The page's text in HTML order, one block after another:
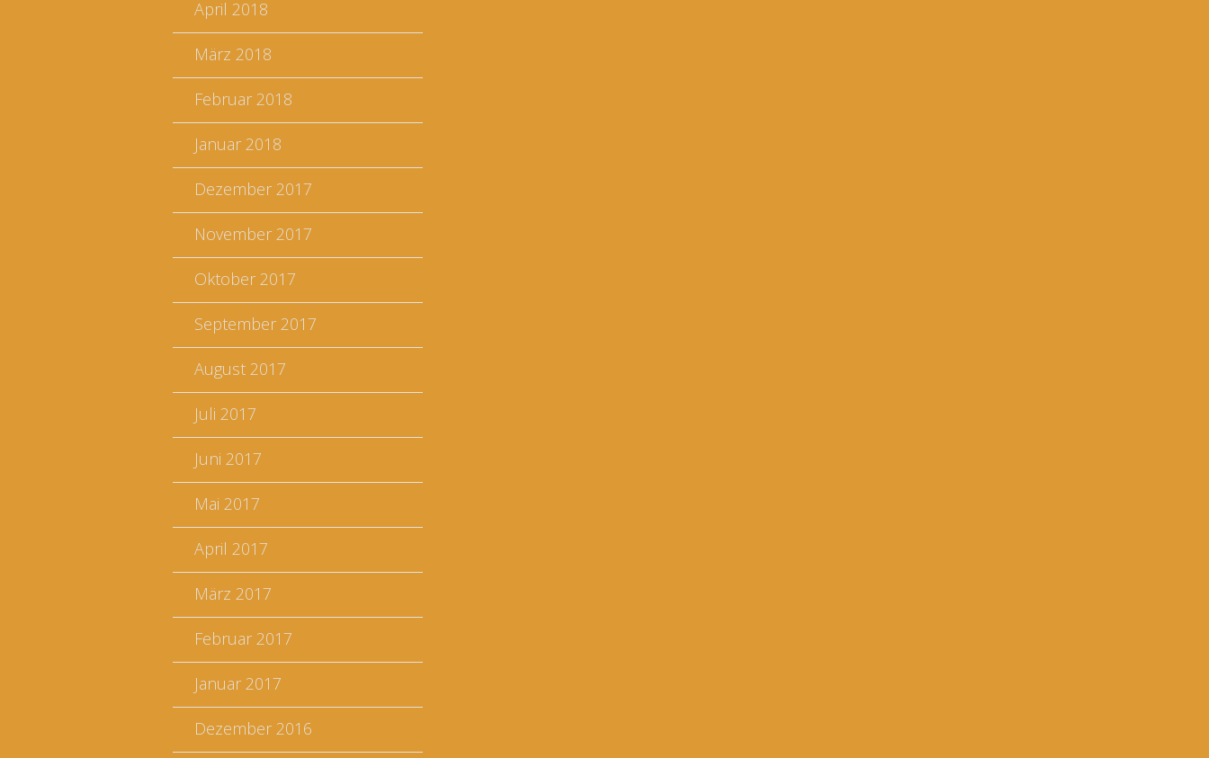
April 2018
März 2018
Februar 2018
Januar 2018
Dezember 2017
November 2017
Oktober 2017
September 2017
August 2017
Juli 2017
Juni 2017
Mai 2017
April 2017
März 2017
Februar 2017
Januar 2017
Dezember 2016